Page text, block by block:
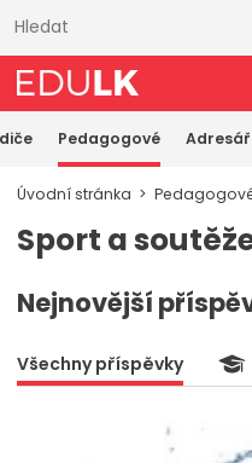
obsahu
Pedagogové
Úvodní stránka
Sport a
Nejnovější
Všechny příspěvky